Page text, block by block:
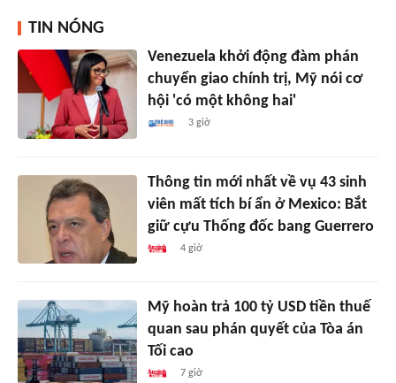
TIN NÓNG
Venezuela khởi động đàm phán
chuyển giao chính trị, Mỹ nói cơ
hội 'có một không hai'
3 giờ
Thông tin mới nhất về vụ 43 sinh
viên mất tích bí ẩn ở Mexico: Bắt
giữ cựu Thống đốc bang Guerrero
4 giờ
Mỹ hoàn trả 100 tỷ USD tiền thuế
quan sau phán quyết của Tòa án
Tối cao
7 giờ